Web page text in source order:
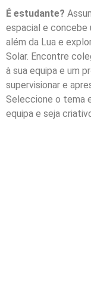
É estudante?
espacial e concebe
além da Lua e
Solar. Encontre
à sua equipa e um
supervisionar e
Seleccione o tema
equipa e seja